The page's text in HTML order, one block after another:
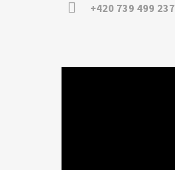
+420 739 499 237